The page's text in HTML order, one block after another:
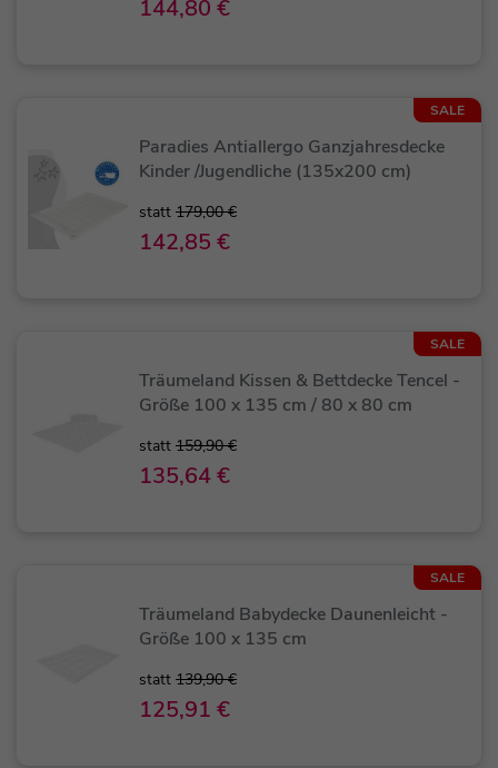
144,80 €
SALE
Paradies Antiallergo Ganzjahresdecke
Kinder /Jugendliche (135x200 cm)
statt 179,00 €
142,85 €
SALE
Träumeland Kissen & Bettdecke Tencel -
Größe 100 x 135 cm / 80 x 80 cm
statt 159,90 €
135,64 €
SALE
Träumeland Babydecke Daunenleicht -
Größe 100 x 135 cm
statt 139,90 €
125,91 €